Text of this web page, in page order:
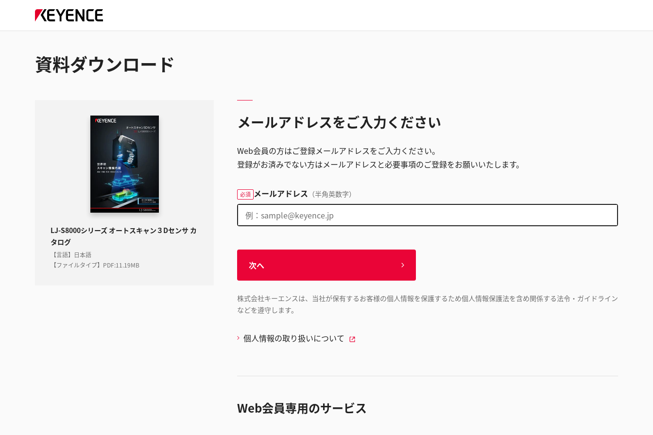
資料ダウンロード
LJ-S8000シリーズ オートスキャン３Dセンサ カ
タログ
【言語】日本語
【ファイルタイプ】PDF:11.19MB
メールアドレスをご入力ください
Web会員の方はご登録メールアドレスをご入力ください。
登録がお済みでない方はメールアドレスと必要事項のご登録をお願いいたします。
必須 メールアドレス （半角英数字）
次へ
株式会社キーエンスは、当社が保有するお客様の個人情報を保護するため個人情報保護法を含め関係する法令・ガイドライン
などを遵守します。
個人情報の取り扱いについて
Web会員専用のサービス